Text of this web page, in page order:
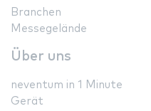
Branchen
Messegelände
Über uns
neventum in 1 Minute
Gerät